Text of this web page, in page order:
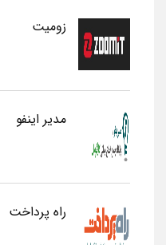
زومیت
مدیر اینفو
راه پرداخت